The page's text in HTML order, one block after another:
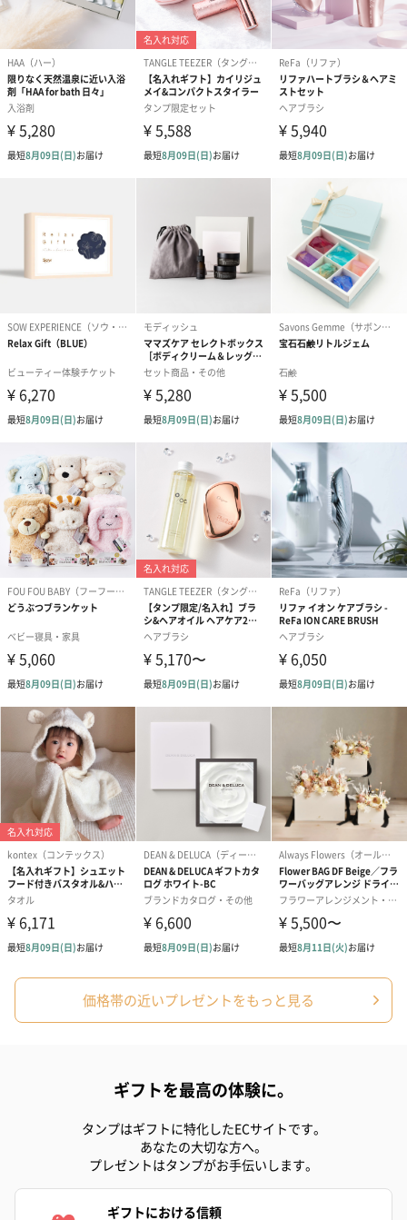
価格帯の近いプレゼントをもっと見る
ギフトを最高の体験に。
タンプはギフトに特化したECサイトです。
あなたの大切な方へ。
プレゼントはタンプがお手伝いします。
ギフトにおける信頼